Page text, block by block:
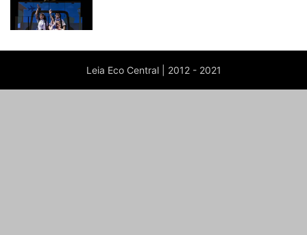
Leia Eco Central | 2012 - 2021